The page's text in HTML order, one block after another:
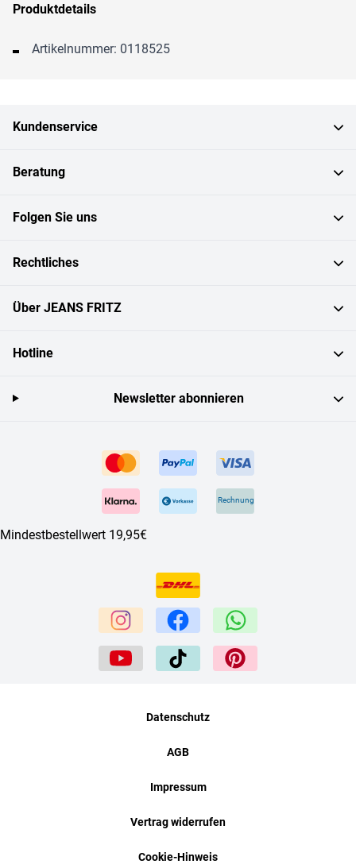
Produktdetails
Artikelnummer: 0118525
Kundenservice
Beratung
Folgen Sie uns
Rechtliches
Über JEANS FRITZ
Hotline
Rechnung
Mindestbestellwert 19,95€
Newsletter abonnieren
Datenschutz
AGB
Impressum
Vertrag widerrufen
Cookie-Hinweis